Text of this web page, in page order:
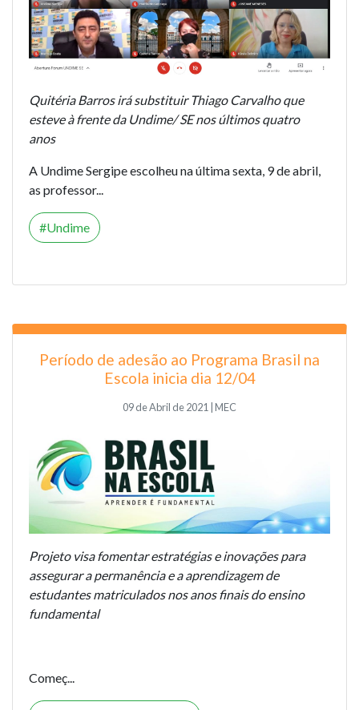
Quitéria Barros irá substituir Thiago Carvalho que
esteve à frente da Undime/ SE nos últimos quatro
anos
A Undime Sergipe escolheu na última sexta, 9 de abril,
as professor...
Undime
Período de adesão ao Programa Brasil na
Escola inicia dia 12/04
09 de Abril de 2021 | MEC
Projeto visa fomentar estratégias e inovações para
assegurar a permanência e a aprendizagem de
estudantes matriculados nos anos finais do ensino
fundamental
Começ...